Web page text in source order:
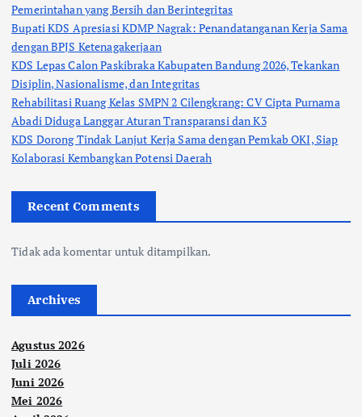
Pemerintahan yang Bersih dan Berintegritas
Bupati KDS Apresiasi KDMP Nagrak: Penandatanganan Kerja Sama
dengan BPJS Ketenagakerjaan
KDS Lepas Calon Paskibraka Kabupaten Bandung 2026, Tekankan
Disiplin, Nasionalisme, dan Integritas
Rehabilitasi Ruang Kelas SMPN 2 Cilengkrang: CV Cipta Purnama
Abadi Diduga Langgar Aturan Transparansi dan K3
KDS Dorong Tindak Lanjut Kerja Sama dengan Pemkab OKI, Siap
Kolaborasi Kembangkan Potensi Daerah
Recent Comments
Tidak ada komentar untuk ditampilkan.
Archives
Agustus 2026
Juli 2026
Juni 2026
Mei 2026